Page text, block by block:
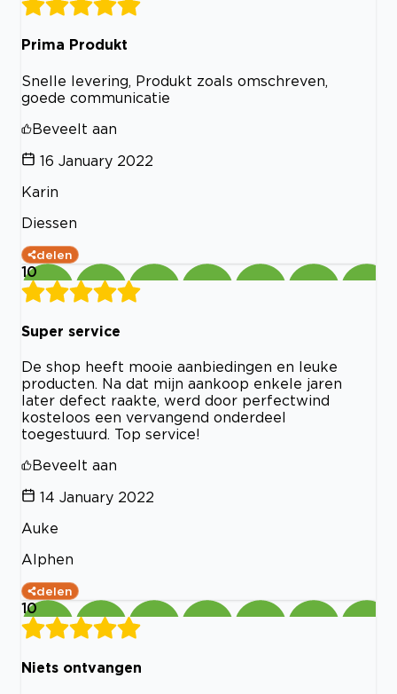
Prima Produkt
Snelle levering, Produkt zoals omschreven,
goede communicatie
Beveelt aan
16 January 2022
Karin
Diessen
delen
10
Super service
De shop heeft mooie aanbiedingen en leuke
producten. Na dat mijn aankoop enkele jaren
later defect raakte, werd door perfectwind
kosteloos een vervangend onderdeel
toegestuurd. Top service!
Beveelt aan
14 January 2022
Auke
Alphen
delen
10
Niets ontvangen